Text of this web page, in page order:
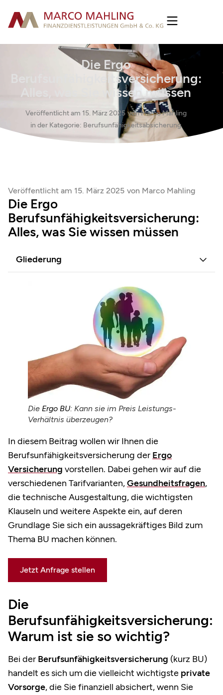
Die Ergo
Berufsunfähigkeitsversicherung:
Alles, was Sie wissen müssen
Veröffentlicht am 15. März 2025 vonMarco Mahling
in der Kategorie: Berufsunfähigkeitsabsicherung
Veröffentlicht am 15. März 2025 von Marco Mahling
Die Ergo
Berufsunfähigkeitsversicherung:
Alles, was Sie wissen müssen
Gliederung
Die Ergo BU: Kann sie im Preis Leistungs-
Verhältnis überzeugen?
In diesem Beitrag wollen wir Ihnen die
Berufsunfähigkeitsversicherung der Ergo
Versicherung vorstellen. Dabei gehen wir auf die
verschiedenen Tarifvarianten,Gesundheitsfragen,
die technische Ausgestaltung, die wichtigsten
Klauseln und weitere Aspekte ein, auf deren
Grundlage Sie sich ein aussagekräftiges Bild zum
Thema BU machen können.
Jetzt Anfrage stellen
Die
Berufsunfähigkeitsversicherung:
Warum ist sie so wichtig?
Bei der Berufsunfähigkeitsversicherung (kurz BU)
handelt es sich um die vielleicht wichtigste private
Vorsorge, die Sie finanziell absichert, wenn Sie